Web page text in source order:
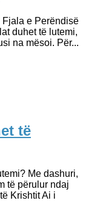
Fjala e Perëndisë
duhet të lutemi,
na mësoi. Për...
të
Me dashuri,
të përulur ndaj
Krishtit Ai i